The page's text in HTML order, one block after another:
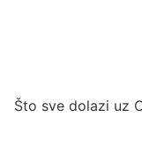
Što sve dolazi uz